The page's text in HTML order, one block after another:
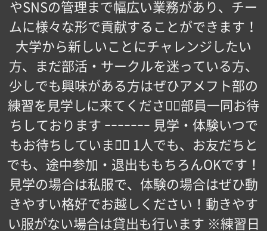
やSNSの管理まで幅広い業務があり、チー
ムに様々な形で貢献することができます！
大学から新しいことにチャレンジしたい
方、まだ部活・サークルを迷っている方、
少しでも興味がある方はぜひアメフト部の
練習を見学しに来てください🏻部員一同お待
ちしております ｰｰｰｰｰｰｰ 見学・体験いつで
もお待ちしています🏻 1人でも、お友だちと
でも、途中参加・退出ももちろんOKです！
見学の場合は私服で、体験の場合はぜひ動
きやすい格好でお越しください！動きやす
い服がない場合は貸出も行います ※練習日